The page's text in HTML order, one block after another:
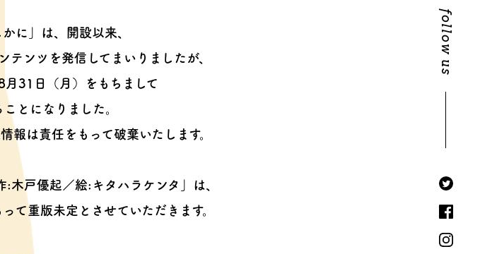
follow us
に」は、開設以来、
テンツを発信してまいりましたが、
31日（月）をもちまして
とになりました。
報は責任をもって破棄いたします。
:木戸優起／絵:キタハラケンタ」は、
て重版未定とさせていただきます。